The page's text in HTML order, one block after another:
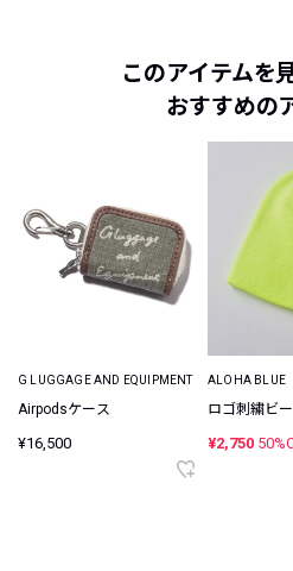
このアイテムを
おすすめの
G LUGGAGE AND EQUIPMENT
Airpodsケース
¥16,500
ALOHA BLUE
ロゴ刺繍ビ
¥2,750